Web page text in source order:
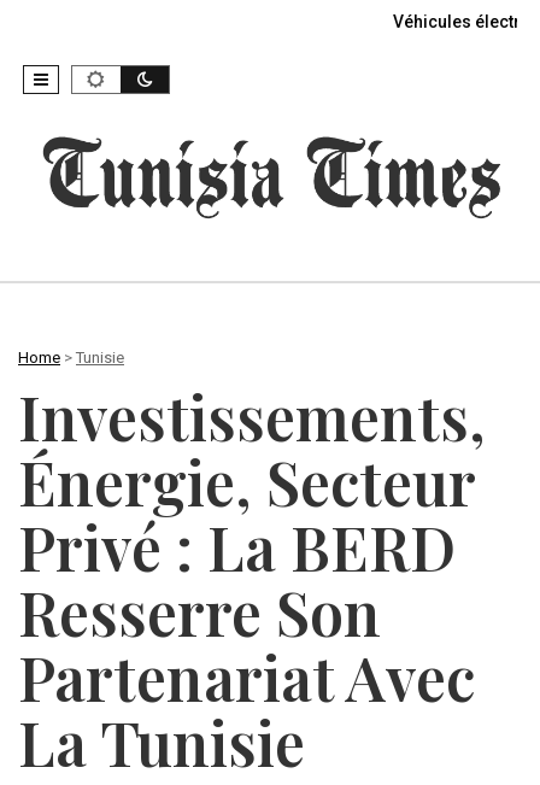
Véhicules
Home > Tunisie
Investissements,
Énergie, Secteur
Privé : La BERD
Resserre Son
Partenariat Avec
La Tunisie